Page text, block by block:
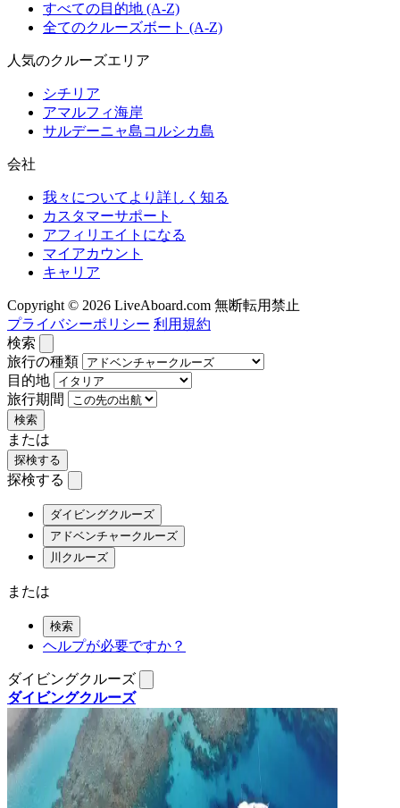
すべての目的地 (A-Z)
全てのクルーズボート (A-Z)
人気のクルーズエリア
シチリア
アマルフィ海岸
サルデーニャ島コルシカ島
会社
我々についてより詳しく知る
カスタマーサポート
アフィリエイトになる
マイアカウント
キャリア
Copyright © 2026 LiveAboard.com 無断転用禁止
プライバシーポリシー 利用規約
検索
旅行の種類
目的地
旅行期間
検索
または
探検する
探検する
ダイビングクルーズ
アドベンチャークルーズ
川クルーズ
または
検索
ヘルプが必要ですか？
ダイビングクルーズ
ダイビングクルーズ